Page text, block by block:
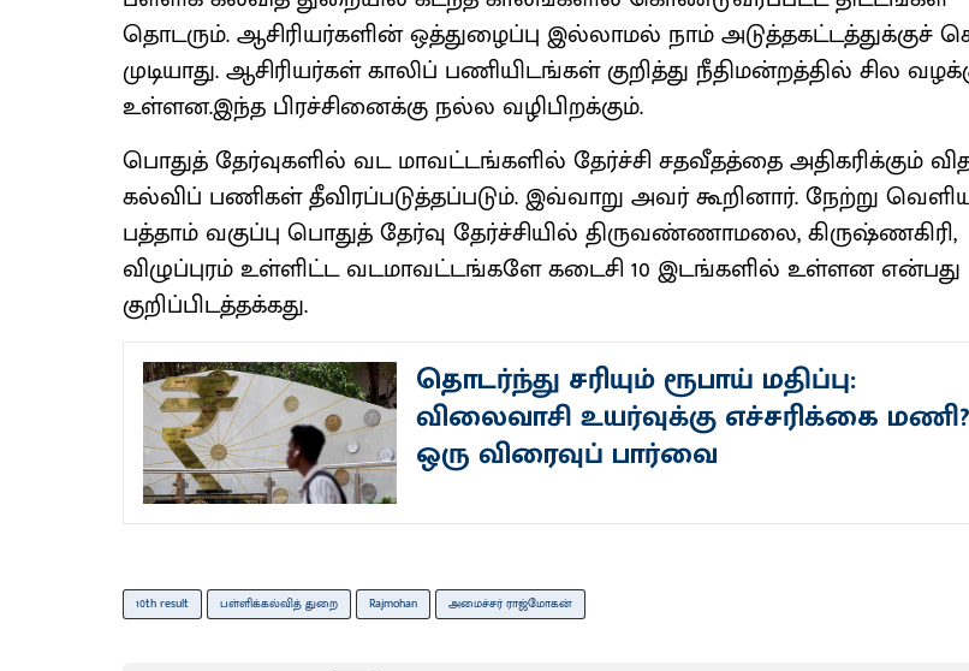
தொடரும். ஆசிரியர்​களின் ஒத்​துழைப்பு இல்​லாமல் நாம் அடுத்​தகட்​டத்​துக்​குச்
முடி​யாது. ஆசிரியர்​கள் காலிப் பணி​யிடங்​கள் குறித்து நீதி​மன்​றத்​தில் சில
உள்​ளன.இந்த பிரச்​சினைக்கு நல்ல வழிபிறக்​கும்.
பொதுத் தேர்​வு​களில் வட மாவட்​டங்​களில் தேர்ச்சி சதவீதத்தை அதி​கரிக்​கும்
கல்​விப் பணி​கள் தீவிரப்​படுத்​தப்​படும். இவ்​வாறு அவர் கூறி​னார். நேற்று
பத்​தாம் வகுப்பு பொதுத் தேர்வு தேர்ச்​சி​யில் திரு​வண்​ணா​மலை, கிருஷ்ணகிரி,
விழுப்​புரம் உள்​ளிட்ட வடமாவட்​டங்​களே கடைசி 10 இடங்​களில் உள்​ளன என்​பது
குறிப்​பிடத்​தக்​கது.
தொடர்ந்து சரியும் ரூபாய் மதிப்பு:
விலைவாசி உயர்வுக்கு எச்சரிக்கை
ஒரு விரைவுப் பார்வை
10th result பள்​ளிக்​கல்​வித் துறை Rajmohan அமைச்சர் ராஜ்மோகன்